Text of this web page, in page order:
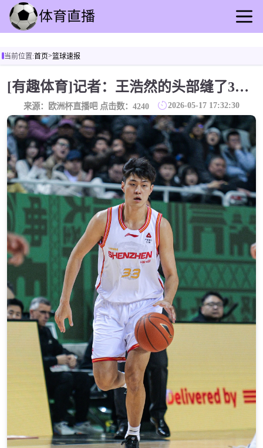
足球直播
篮球直播
足球录播
篮球录播
足球速报
篮球速报
其他转播
当前位置:首页>篮球速报
[有趣体育]记者：王浩然的头部缝了3针 史密斯接受了核磁共振检查
来源：欧洲杯直播吧 点击数： 4240 2026-05-17 17:32:30